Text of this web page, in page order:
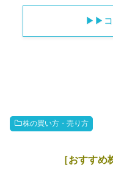
▶︎▶︎コ
株の買い方・売り方
［おすすめ